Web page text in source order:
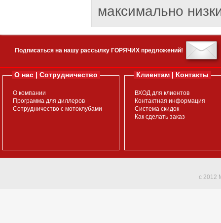
максимально
Подписаться на нашу рассылку ГОРЯЧИХ предложений!
О нас | Сотрудничество
О компании
Программа для диллеров
Сотрудничество с мотоклубами
Клиентам | Контакты
ВХОД для клиентов
Контактная информация
Система скидок
Как сделать заказ
c 2012